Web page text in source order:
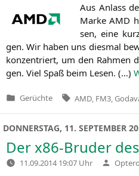
Aus Anlass
Mar­keAMD
sen, eine
gen. Wir haben uns dies­mal
kon­zen­triert, um den Rah­men
gen. Viel Spaß beim Lesen. (…)
Veröffentlicht
Gerüchte Tags:
AMD FM3
DONNERSTAG, 11. SEPTEMBER
Der x86-Bruder des
11.09.2014 19:07 Uhr
von